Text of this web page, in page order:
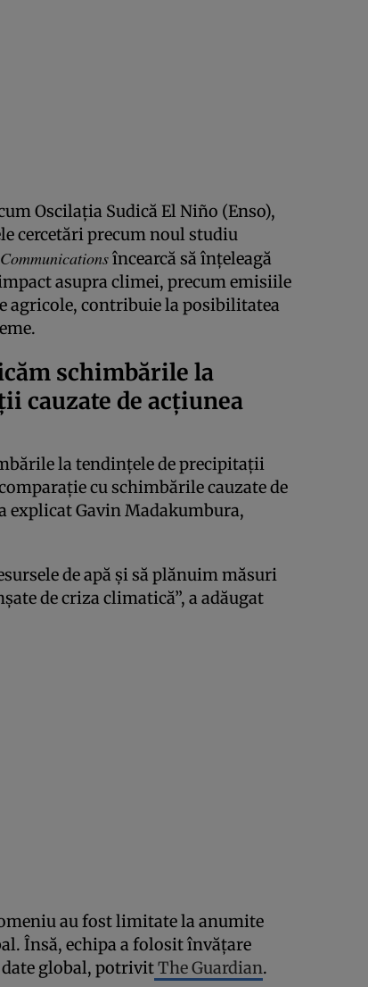
Oscilația Sudică El Niño (Enso),
cercetări precum noul studiu
încearcă să înțeleagă
asupra climei, precum emisiile
agricole, contribuie la posibilitatea
schimbările la
cauzate de acțiunea
la tendințele de precipitații
cu schimbările cauzate de
explicat Gavin Madakumbura,
de apă și să plănuim măsuri
de criza climatică”, a adăugat
au fost limitate la anumite
Însă, echipa a folosit învățare
date global, potrivitThe Guardian.